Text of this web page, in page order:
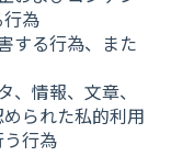
為
する行為、また
情報、文章、
られた私的利用
行為